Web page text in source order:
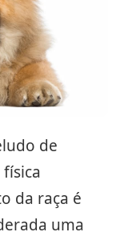
de
da raça é
uma